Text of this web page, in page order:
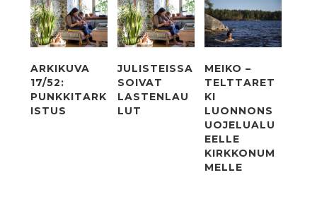
ARKIKUVA
17/52:
PUNKKITARK
ISTUS
JULISTEISSA
SOIVAT
LASTENLAU
LUT
MEIKO –
TELTTARET
KI
LUONNONS
UOJELUALU
EELLE
KIRKKONUM
MELLE